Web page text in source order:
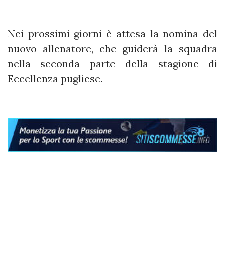
Nei prossimi giorni è attesa la nomina del
nuovo allenatore, che guiderà la squadra
nella seconda parte della stagione di
Eccellenza pugliese.